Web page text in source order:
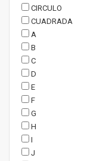
CIRCULO
CUADRADA
A
B
C
D
E
F
G
H
I
J